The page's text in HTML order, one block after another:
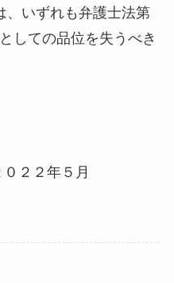
、いずれも弁護士法第
しての品位を失うべき
２２年５月